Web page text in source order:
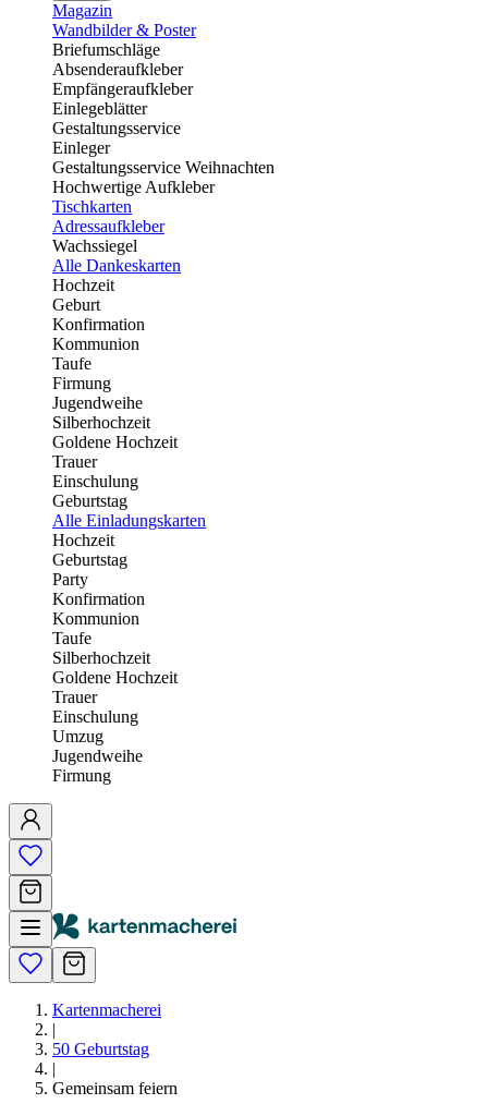
Magazin
Wandbilder & Poster
Briefumschläge
Absenderaufkleber
Empfängeraufkleber
Einlegeblätter
Gestaltungsservice
Einleger
Gestaltungsservice Weihnachten
Hochwertige Aufkleber
Tischkarten
Adressaufkleber
Wachssiegel
Alle Dankeskarten
Hochzeit
Geburt
Konfirmation
Kommunion
Taufe
Firmung
Jugendweihe
Silberhochzeit
Goldene Hochzeit
Trauer
Einschulung
Geburtstag
Alle Einladungskarten
Hochzeit
Geburtstag
Party
Konfirmation
Kommunion
Taufe
Silberhochzeit
Goldene Hochzeit
Trauer
Einschulung
Umzug
Jugendweihe
Firmung
Kartenmacherei
|
50 Geburtstag
|
Gemeinsam feiern